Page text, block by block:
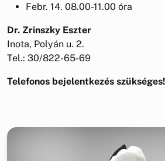
Febr. 14. 08.00-11.00 óra
Dr. Zrinszky Eszter
Inota, Polyán u. 2.
Tel.: 30/822-65-69
Telefonos bejelentkezés szükséges!